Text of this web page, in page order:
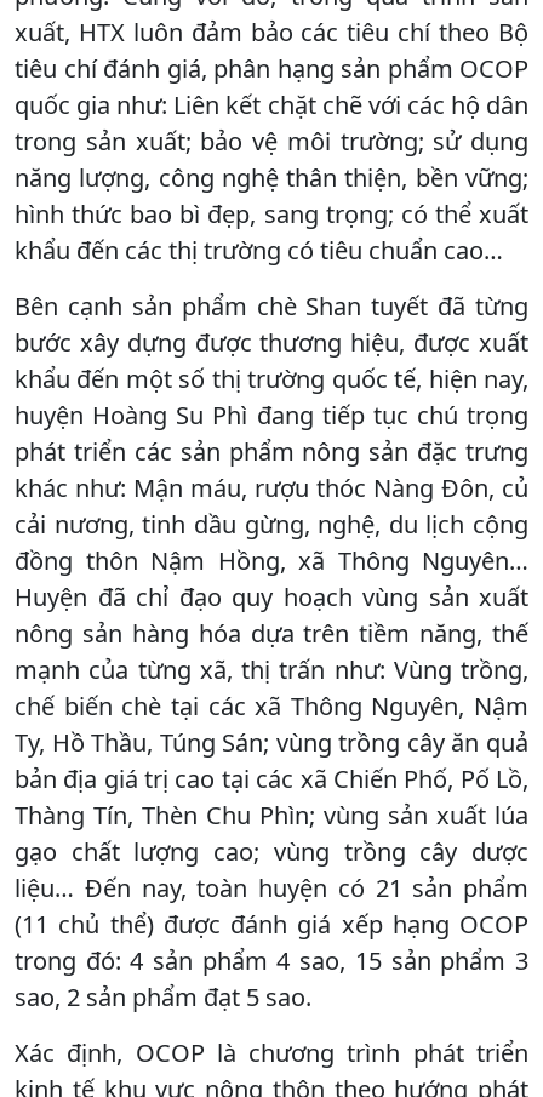
xuất, HTX luôn đảm bảo các tiêu chí theo Bộ
tiêu chí đánh giá, phân hạng sản phẩm OCOP
quốc gia như: Liên kết chặt chẽ với các hộ dân
trong sản xuất; bảo vệ môi trường; sử dụng
năng lượng, công nghệ thân thiện, bền vững;
hình thức bao bì đẹp, sang trọng; có thể xuất
khẩu đến các thị trường có tiêu chuẩn cao…
Bên cạnh sản phẩm chè Shan tuyết đã từng
bước xây dựng được thương hiệu, được xuất
khẩu đến một số thị trường quốc tế, hiện nay,
huyện Hoàng Su Phì đang tiếp tục chú trọng
phát triển các sản phẩm nông sản đặc trưng
khác như: Mận máu, rượu thóc Nàng Đôn, củ
cải nương, tinh dầu gừng, nghệ, du lịch cộng
đồng thôn Nậm Hồng, xã Thông Nguyên…
Huyện đã chỉ đạo quy hoạch vùng sản xuất
nông sản hàng hóa dựa trên tiềm năng, thế
mạnh của từng xã, thị trấn như: Vùng trồng,
chế biến chè tại các xã Thông Nguyên, Nậm
Ty, Hồ Thầu, Túng Sán; vùng trồng cây ăn quả
bản địa giá trị cao tại các xã Chiến Phố, Pố Lồ,
Thàng Tín, Thèn Chu Phìn; vùng sản xuất lúa
gạo chất lượng cao; vùng trồng cây dược
liệu… Đến nay, toàn huyện có 21 sản phẩm
(11 chủ thể) được đánh giá xếp hạng OCOP
trong đó: 4 sản phẩm 4 sao, 15 sản phẩm 3
sao, 2 sản phẩm đạt 5 sao.
Xác định, OCOP là chương trình phát triển
kinh tế khu vực nông thôn theo hướng phát